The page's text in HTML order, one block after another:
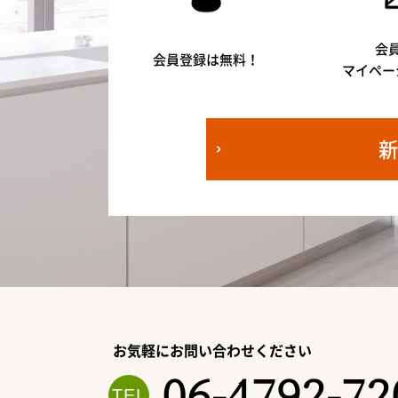
会員登録は無料！
会
マイペ
お気軽にお問い合わせください